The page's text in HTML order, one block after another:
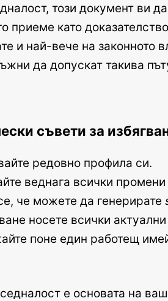
този документ ви
приеме като
и най-вече на законното
да допускат такива
съвети за
редовно профила си.
веднага всички
че можете да генерирате
носете всички
поне един работещ
е основата на